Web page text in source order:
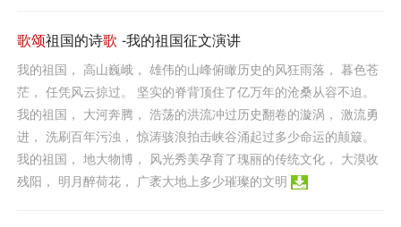
歌颂祖国的诗歌 -我的祖国征文演讲
我的祖国， 高山巍峨， 雄伟的山峰俯瞰历史的风狂雨落， 暮色苍
茫， 任凭风云掠过。 坚实的脊背顶住了亿万年的沧桑从容不迫。
我的祖国， 大河奔腾， 浩荡的洪流冲过历史翻卷的漩涡， 激流勇
进， 洗刷百年污浊， 惊涛骇浪拍击峡谷涌起过多少命运的颠簸。
我的祖国， 地大物博， 风光秀美孕育了瑰丽的传统文化， 大漠收
残阳， 明月醉荷花， 广袤大地上多少璀璨的文明